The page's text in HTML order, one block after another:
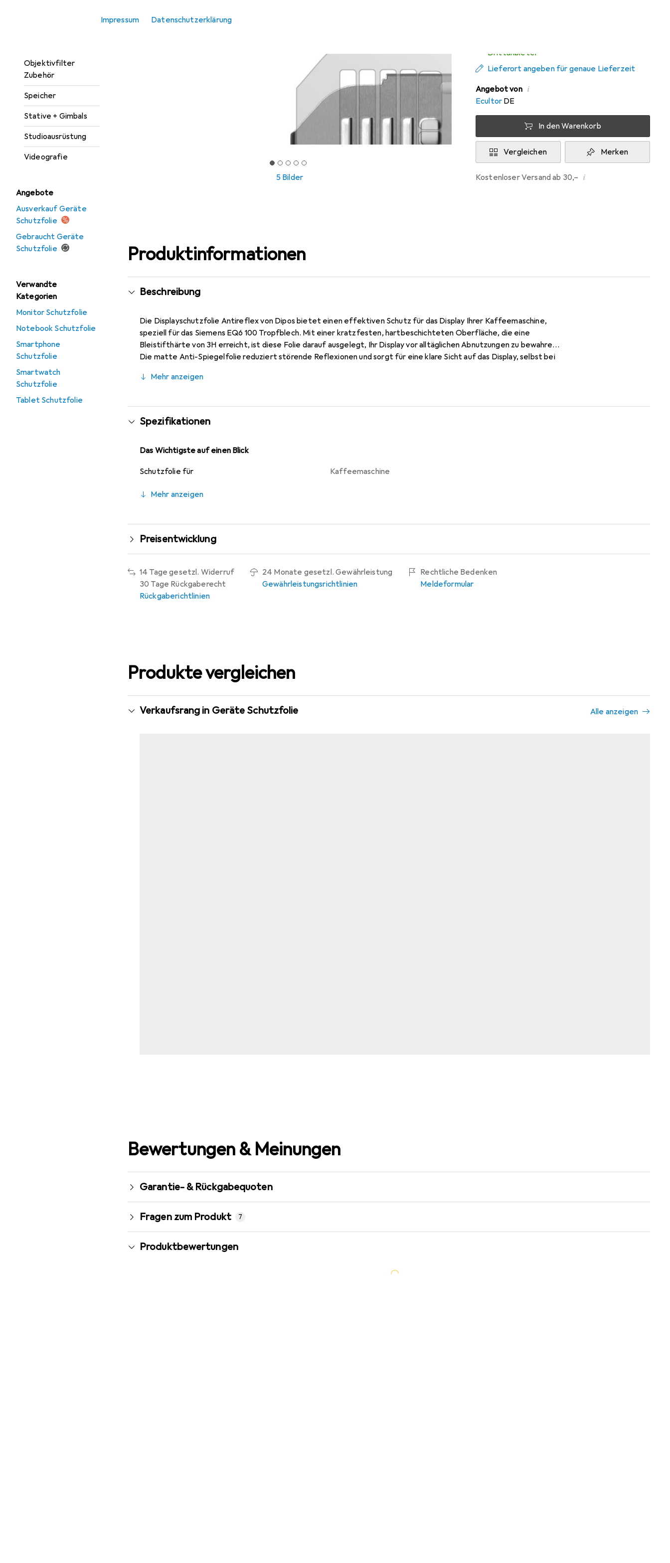
Impressum Datenschutzerklärung
Objektivfilter
Zubehör
Speicher
Stative + Gimbals
Studioausrüstung
Videografie
Angebote
Ausverkauf Geräte
Schutzfolie
Gebraucht Geräte
Schutzfolie
Verwandte
Kategorien
Monitor Schutzfolie
Notebook Schutzfolie
Smartphone
Schutzfolie
Smartwatch
Schutzfolie
Tablet Schutzfolie
5 Bilder
Drittanbieter
Lieferort angeben für genaue Lieferzeit
Angebot von i
Ecultor DE
In den Warenkorb
Vergleichen Merken
Kostenloser Versand ab 30,– i
Produktinformationen
Beschreibung
Die Displayschutzfolie Antireflex von Dipos bietet einen effektiven Schutz für das Display Ihrer Kaffeemaschine,
speziell für das Siemens EQ6 100 Tropfblech. Mit einer kratzfesten, hartbeschichteten Oberfläche, die eine
Bleistifthärte von 3H erreicht, ist diese Folie darauf ausgelegt, Ihr Display vor alltäglichen Abnutzungen zu bewahren.
Die matte Anti-Spiegelfolie reduziert störende Reflexionen und sorgt für eine klare Sicht auf das Display, selbst bei
Anbringung ermöglicht. Dank der speziellen Silikon-Haftschicht schmiegt sich die Folie sanft an das Display an, ohne die
Mehr anzeigen
Spezifikationen
Das Wichtigste auf einen Blick
Schutzfolie für Kaffeemaschine
Mehr anzeigen
Preisentwicklung
14 Tage gesetzl. Widerruf
30 Tage Rückgaberecht
Rückgaberichtlinien
24 Monate gesetzl. Gewährleistung
Gewährleistungsrichtlinien
Rechtliche Bedenken
Meldeformular
Produkte vergleichen
Verkaufsrang in Geräte Schutzfolie Alle anzeigen
Bewertungen & Meinungen
Garantie- & Rückgabequoten
Fragen zum Produkt 7
Produktbewertungen